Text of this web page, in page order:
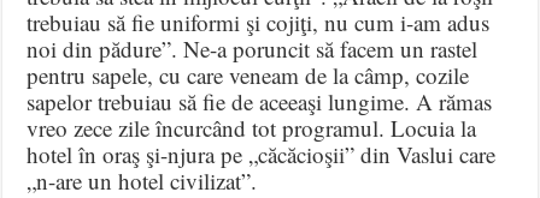
trebuiau să fie uniformi şi cojiţi, nu cum i-am adus
noi din pădure”. Ne-a poruncit să facem un rastel
pentru sapele, cu care veneam de la câmp, cozile
sapelor trebuiau să fie de aceeaşi lungime. A rămas
vreo zece zile încurcând tot programul. Locuia la
hotel în oraş şi-njura pe „căcăcioşii” din Vaslui care
„n-are un hotel civilizat”.